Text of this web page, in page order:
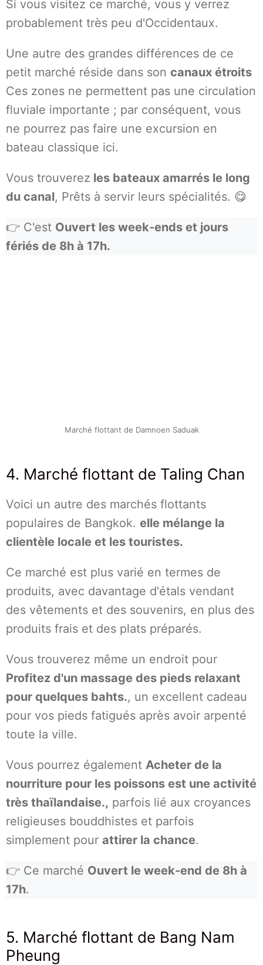
Si vous visitez ce marché, vous y verrez
probablement très peu d'Occidentaux.
Une autre des grandes différences de ce
petit marché réside dans son canaux étroits
Ces zones ne permettent pas une circulation
fluviale importante ; par conséquent, vous
ne pourrez pas faire une excursion en
bateau classique ici.
Vous trouverez les bateaux amarrés le long
du canal, Prêts à servir leurs spécialités. 😋
👉 C'est Ouvert les week-ends et jours
fériés de 8h à 17h.
Marché flottant de Damnoen Saduak
4. Marché flottant de Taling Chan
Voici un autre des marchés flottants
populaires de Bangkok. elle mélange la
clientèle locale et les touristes.
Ce marché est plus varié en termes de
produits, avec davantage d'étals vendant
des vêtements et des souvenirs, en plus des
produits frais et des plats préparés.
Vous trouverez même un endroit pour
Profitez d'un massage des pieds relaxant
pour quelques bahts., un excellent cadeau
pour vos pieds fatigués après avoir arpenté
toute la ville.
Vous pourrez également Acheter de la
nourriture pour les poissons est une activité
très thaïlandaise., parfois lié aux croyances
religieuses bouddhistes et parfois
simplement pour attirer la chance.
👉 Ce marché Ouvert le week-end de 8h à
17h.
5. Marché flottant de Bang Nam
Pheung